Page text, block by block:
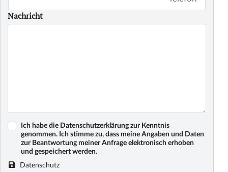
Nachricht
Ich habe die Datenschutzerklärung zur Kenntnis
genommen. Ich stimme zu, dass meine Angaben und Daten
zur Beantwortung meiner Anfrage elektronisch erhoben
und gespeichert werden.
Datenschutz